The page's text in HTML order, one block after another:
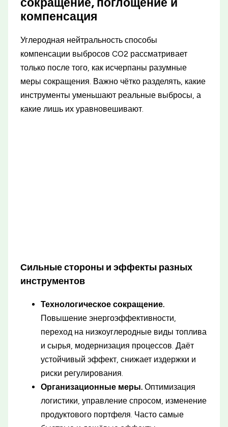
компенсация
Углеродная нейтральность способы
компенсации выбросов CO2 рассматривает
только после того, как исчерпаны разумные
меры сокращения. Важно чётко разделять, какие
инструменты уменьшают реальные выбросы, а
какие лишь их уравновешивают.
Сильные стороны и эффекты разных
инструментов
Технологическое сокращение.
Повышение энергоэффективности,
переход на низкоуглеродные виды топлива
и сырья, модернизация процессов. Даёт
устойчивый эффект, снижает издержки и
риски регулирования.
Организационные меры. Оптимизация
логистики, управление спросом, изменение
продуктового портфеля. Часто самые